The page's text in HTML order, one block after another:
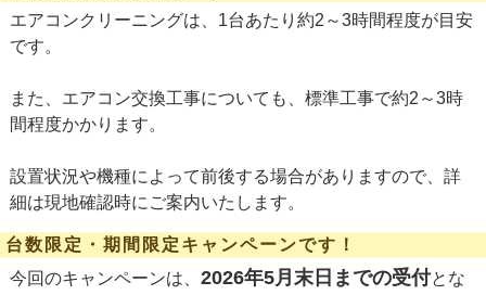
エアコンクリーニングは、1台あたり約2～3時間程度が目安
です。
また、エアコン交換工事についても、標準工事で約2～3時
間程度かかります。
設置状況や機種によって前後する場合がありますので、詳
細は現地確認時にご案内いたします。
台数限定・期間限定キャンペーンです！
今回のキャンペーンは、 2026年5月末日までの受付とな